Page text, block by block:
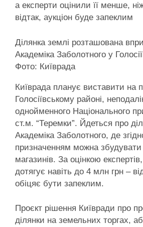
а експерти оцінили її менше,
відтак, аукціон буде запеклим
Ділянка землі розташована
Академіка Заболотного у
Фото: Київрада
Київрада планує виставити на
Голосіївському районі,
однойменного Національного
ст.м. “Теремки”. Йдеться про
Академіка Заболотного, де
призначенням можна
магазинів. За оцінкою експертів,
дотягує навіть до 4 млн грн –
обіцяє бути запеклим.
Проєкт рішення Київради про
ділянки на земельних торгах,